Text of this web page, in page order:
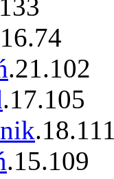
133
16.74
.21.102
.17.105
.18.
.15.109